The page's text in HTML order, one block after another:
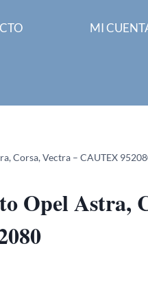
MI
Corsa, Vectra – CAUTEX
Opel Astra,